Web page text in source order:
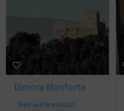
Dimora Monforte
Bed and Breakfast